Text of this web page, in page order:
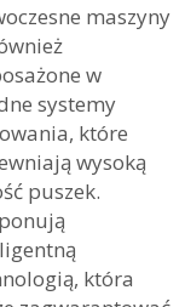
maszyny
w
systemy
które
wysoką
puszek.
która